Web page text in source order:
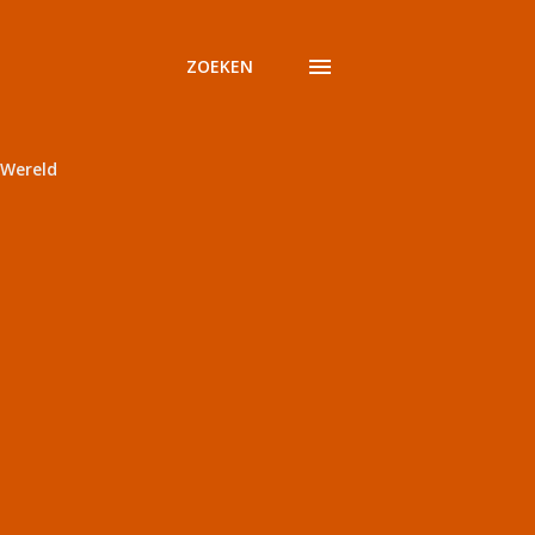
ZOEKEN